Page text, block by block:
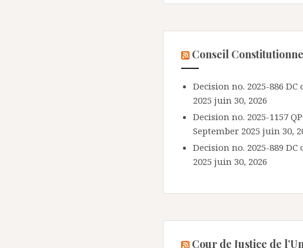
Conseil
Decision no. 2025-886 DC
2025 juin 30, 2026
Decision no. 2025-1157
September 2025 juin 30,
Decision no. 2025-889 DC
2025 juin 30, 2026
Cour de Justice de